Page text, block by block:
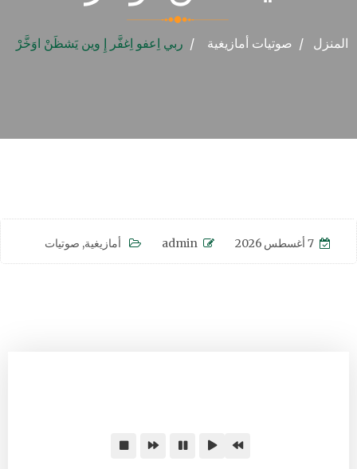
المنزل صوتيات أمازيغية ربي اِعفو اِغفَّر إِ وين يَشظَنْ اوَخَّرْ
7 أغسطس 2026 admin أمازيغية, صوتيات